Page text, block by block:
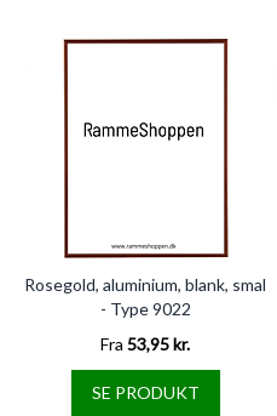
Rosegold, aluminium, blank, smal
- Type 9022
Fra 53,95 kr.
SE PRODUKT